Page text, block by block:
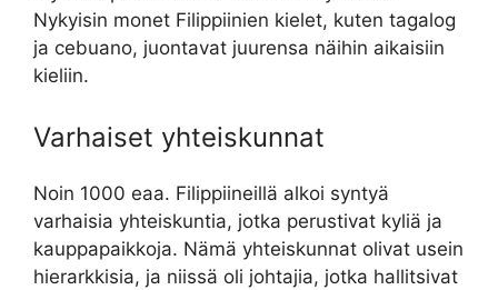
Nykyisin monet Filippiinien kielet, kuten tagalog
ja cebuano, juontavat juurensa näihin aikaisiin
kieliin.
Varhaiset yhteiskunnat
Noin 1000 eaa. Filippiineillä alkoi syntyä
varhaisia yhteiskuntia, jotka perustivat kyliä ja
kauppapaikkoja. Nämä yhteiskunnat olivat usein
hierarkkisia, ja niissä oli johtajia, jotka hallitsivat